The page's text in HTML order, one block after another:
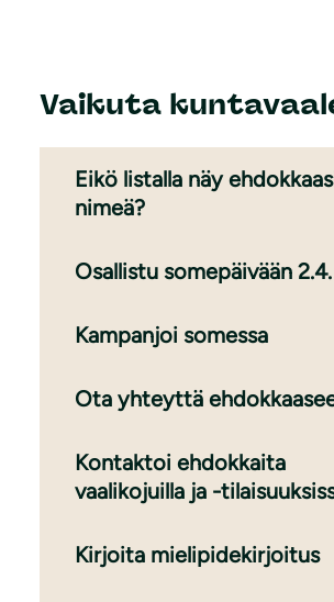
Vaikuta
Eikö listalla näy
nimeä?
Osallistu somepäivään 2.4.
Kampanjoi somessa
Ota yhteyttä
Kontaktoi ehdokkaita
vaalikojuilla ja -
Kirjoita mielipidekirjoitus